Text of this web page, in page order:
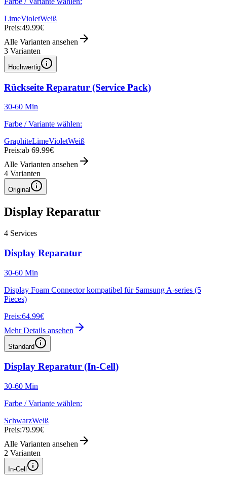
LimeVioletWeiß
Preis:49.99€
Alle Varianten ansehen
3 Varianten
Hochwertig
Rückseite Reparatur (Service Pack)
30-60 Min
Farbe / Variante wählen:
GraphiteLimeVioletWeiß
Preis:ab 69.99€
Alle Varianten ansehen
4 Varianten
Original
Display Reparatur
4 Services
Display Reparatur
30-60 Min
Display Foam Connector kompatibel für Samsung A-series (5
Pieces)
Preis:64.99€
Mehr Details ansehen
Standard
Display Reparatur (In-Cell)
30-60 Min
Farbe / Variante wählen:
SchwarzWeiß
Preis:79.99€
Alle Varianten ansehen
2 Varianten
In-Cell